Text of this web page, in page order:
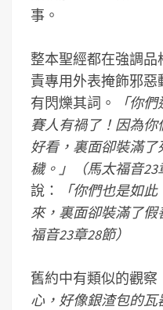
事。
整本聖經都在強調
責專用外表掩飾邪
有閃爍其詞。
「你
賽人有禍了！因為
好看，裏面卻裝滿
穢。」（馬太福音23
說：
「你們也是如
來，裏面卻裝滿了
福音23章28節）
舊約中有類似的觀察
心，好像銀渣包的瓦